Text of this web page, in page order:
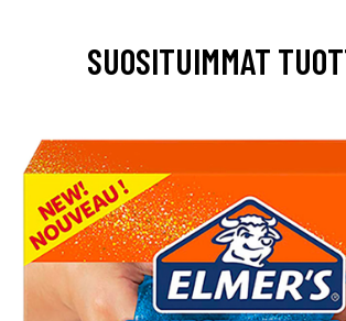
SUOSITUIMMAT